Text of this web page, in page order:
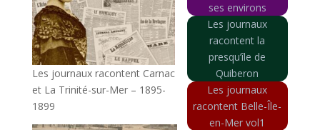
Les journaux racontent Carnac
et La Trinité-sur-Mer – 1895-
1899
ses environs
Les journaux
racontent la
presqu’île de
Quiberon
Les journaux
racontent Belle-Île-
en-Mer vol1